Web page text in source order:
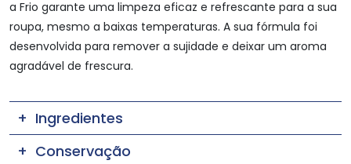
a Frio garante uma limpeza eficaz e refrescante para a sua
roupa, mesmo a baixas temperaturas. A sua fórmula foi
desenvolvida para remover a sujidade e deixar um aroma
agradável de frescura.
Ingredientes
Conservação